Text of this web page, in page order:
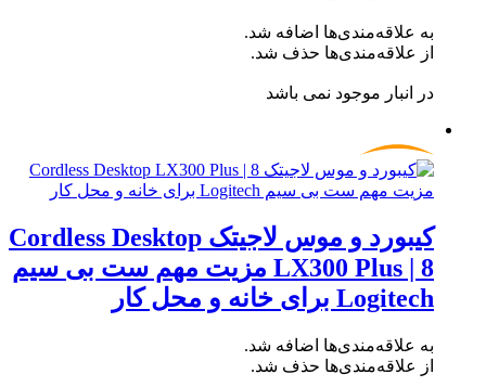
به علاقه‌مندی‌ها اضافه شد.
از علاقه‌مندی‌ها حذف شد.
در انبار موجود نمی باشد
کیبورد و موس لاجیتک Cordless Desktop
LX300 Plus | 8 مزیت مهم ست بی سیم
Logitech برای خانه و محل کار
به علاقه‌مندی‌ها اضافه شد.
از علاقه‌مندی‌ها حذف شد.